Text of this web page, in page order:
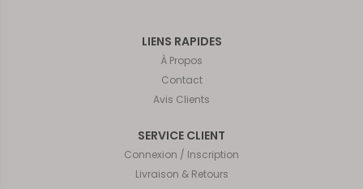
LIENS RAPIDES
À Propos
Contact
Avis Clients
SERVICE CLIENT
Connexion / Inscription
Livraison & Retours